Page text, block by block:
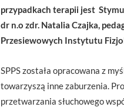
przypadkach terapii jest
dr n.o zdr. Natalia Czajka,
Przesiewowych Instytutu
SPPS została opracowana z
towarzyszą inne zaburzenia.
przetwarzania słuchowego